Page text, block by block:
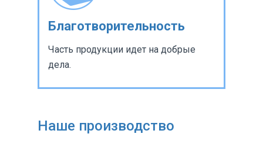
Благотворительность
Часть продукции идет на добрые
дела.
Наше производство